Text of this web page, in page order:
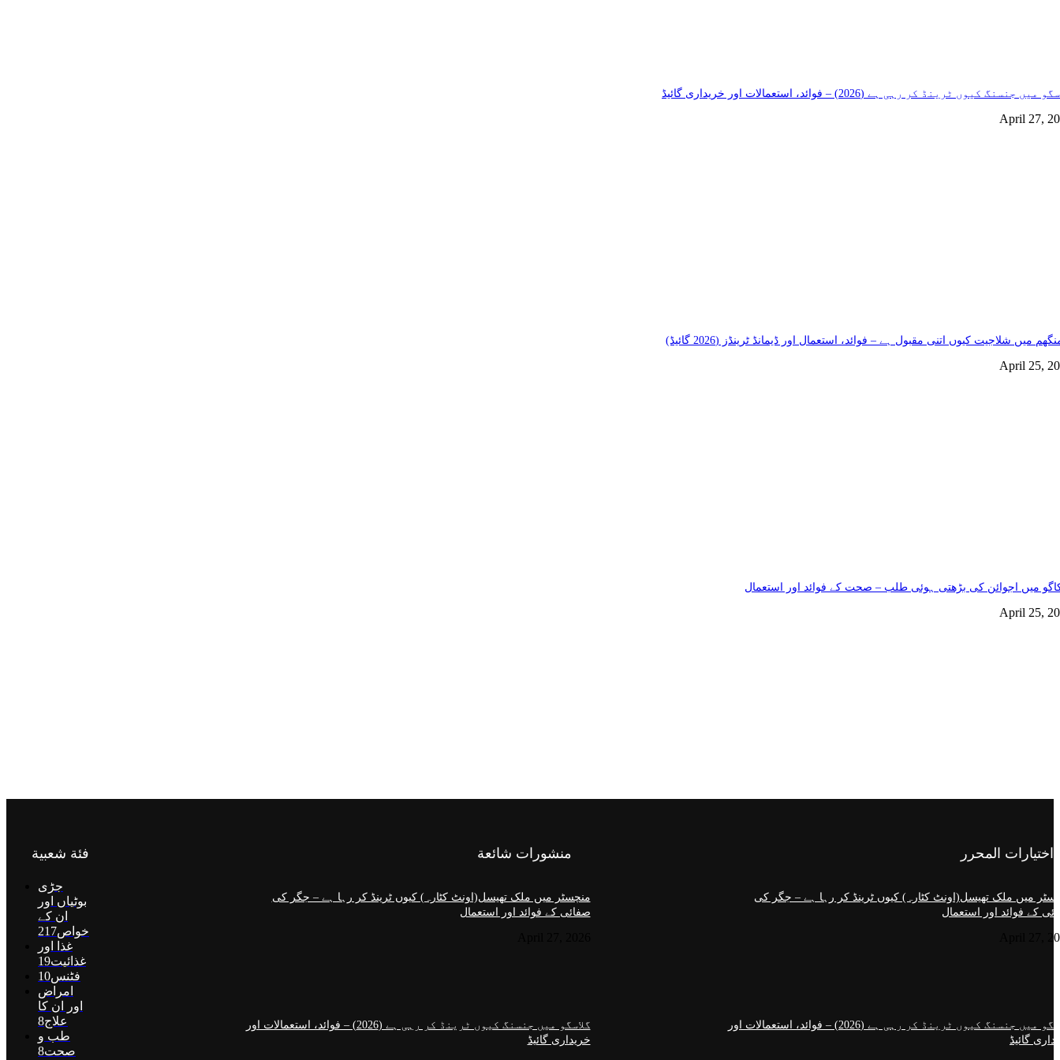
میں جنسنگ کیوں ٹرینڈ کر رہی ہے (2026) – فوائد، استعمالات اور خریداری گائیڈ
April 27,
میں شلاجیت کیوں اتنی مقبول ہے – فوائد، استعمال اور ڈیمانڈ ٹرینڈز (2026 گائیڈ)
April 25,
میں اجوائن کی بڑھتی ہوئی طلب – صحت کے فوائد اور استعمال
April 25,
اختيارات المحرر
میں ملک تھیسل(اونٹ کٹارہ) کیوں ٹرینڈ کر رہا ہے – جگر کی
کے فوائد اور استعمال
April 27,
گلاسگو میں جنسنگ کیوں ٹرینڈ کر رہی ہے (2026) – فوائد، استعمالات اور
گائیڈ
منشورات شائعة
منچسٹر میں ملک تھیسل(اونٹ کٹارہ) کیوں ٹرینڈ کر رہا ہے – جگر کی
صفائی کے فوائد اور استعمال
گلاسگو میں جنسنگ کیوں ٹرینڈ کر رہی ہے (2026) – فوائد، استعمالات اور
خریداری گائیڈ
فئة شعبية
جڑی
بوٹیاں اور
ان کے
خواص217
غذا اور
غذائیت19
فٹنس10
امراض
اور ان کا
علاج8
طب و
صحت8